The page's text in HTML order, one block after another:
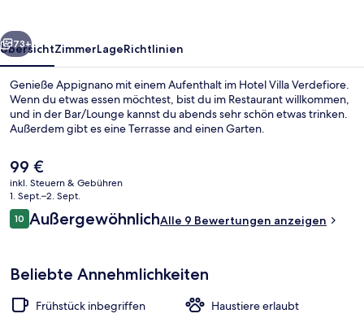
Springbrunnen
Weiter
73+
ÜbersichtZimmerLageRichtlinien
Genieße Appignano mit einem Aufenthalt im Hotel Villa Verdefiore.
Wenn du etwas essen möchtest, bist du im Restaurant willkommen,
und in der Bar/Lounge kannst du abends sehr schön etwas trinken.
Außerdem gibt es eine Terrasse and einen Garten.
Der
aktuelle
Preis
beträgt
99 €.
99 €
inkl. Steuern & Gebühren
1. Sept.–2. Sept.
Bewertungen
1010 von 10.
AußergewöhnlichAlle 9 Bewertungen anzeigen
Beliebte Annehmlichkeiten
Frühstück inbegriffen
Haustiere erlaubt